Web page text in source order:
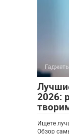
Гаджеты
2026:
Ищете
Обзор